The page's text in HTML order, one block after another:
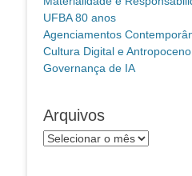
UFBA 80 anos
Agenciamentos
Cultura Digital e Antropoceno
Governança de IA
Arquivos
Arquivos